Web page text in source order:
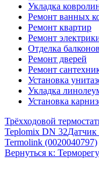
Укладка
Ремонт ванных
Ремонт квартир
Ремонт
Отделка
Ремонт дверей
Ремонт
Установка
Укладка
Установка
Трёхходовой
Teplomix DN 32Датчик
Termolink (0020040797)
Вернуться к: